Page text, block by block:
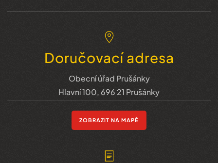
Doručovací adresa
Obecní úřad Prušánky
Hlavní 100, 696 21 Prušánky
ZOBRAZIT NA MAPĚ